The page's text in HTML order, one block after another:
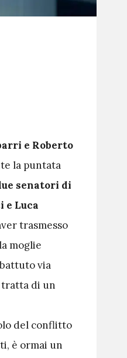
e Roberto
la puntata
senatori di
e Luca
trasmesso
moglie
via
tratta di un
del conflitto
è ormai un